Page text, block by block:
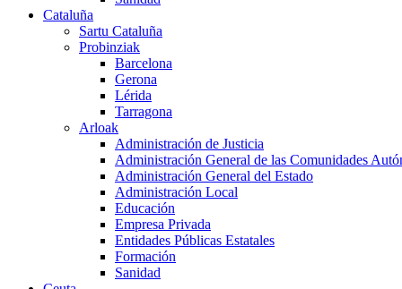
Cataluña
Sartu Cataluña
Probinziak
Barcelona
Gerona
Lérida
Tarragona
Arloak
Administración de Justicia
Administración General de las Comunidades
Administración General del Estado
Administración Local
Educación
Empresa Privada
Entidades Públicas Estatales
Formación
Sanidad